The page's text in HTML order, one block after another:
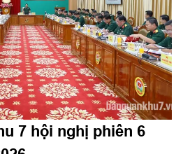
7 hội nghị phiên 6